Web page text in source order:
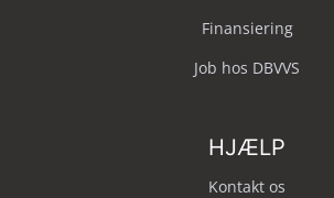
Finansiering
Job hos DBVVS
HJÆLP
Kontakt os